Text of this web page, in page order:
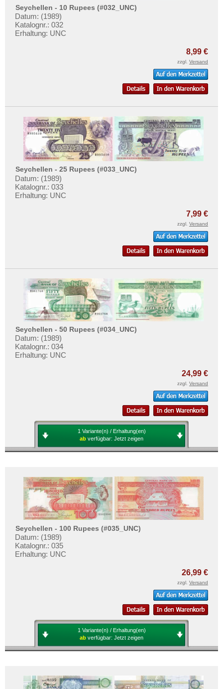
Tansania
Togo
Zaire
Zentralafrikanische Republik
Zentralafrikanische Staaten
Zimbabwe
Testbanknoten
Banknotenbriefe
Kataloge
Kontakt
Informationen
Preislisten
Ankauf
Erhaltungsgrade
Gratisbanknoten
Liefer- und Versandkosten
AGB
Impressum
Seychellen - 10 Rupees (#032_UNC)
Datum: (1989)
Katalognr.: 032
Erhaltung: UNC
8,99 €
zzgl. Versand
Seychellen - 25 Rupees (#033_UNC)
Datum: (1989)
Katalognr.: 033
Erhaltung: UNC
7,99 €
zzgl. Versand
Seychellen - 50 Rupees (#034_UNC)
Datum: (1989)
Katalognr.: 034
Erhaltung: UNC
24,99 €
zzgl. Versand
1 Variante(n) / Erhaltung(en)
ab verfügbar: Jetzt zeigen
Seychellen - 100 Rupees (#035_UNC)
Datum: (1989)
Katalognr.: 035
Erhaltung: UNC
26,99 €
zzgl. Versand
1 Variante(n) / Erhaltung(en)
ab verfügbar: Jetzt zeigen